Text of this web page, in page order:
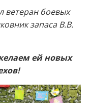
ветеран боевых
запаса В.В.
ей новых